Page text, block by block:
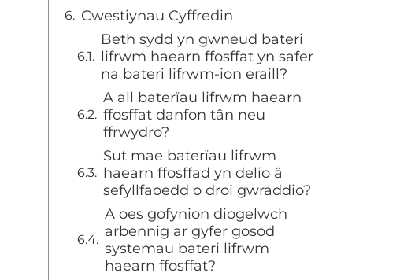
Cwestiynau Cyffredin
Beth sydd yn gwneud bateri
lifrwm haearn ffosffat yn safer
na bateri lifrwm-ion eraill?
A all baterïau lifrwm haearn
ffosffat danfon tân neu
ffrwydro?
Sut mae baterïau lifrwm
haearn ffosffad yn delio â
sefyllfaoedd o droi gwraddio?
A oes gofynion diogelwch
arbennig ar gyfer gosod
systemau bateri lifrwm
haearn ffosffat?